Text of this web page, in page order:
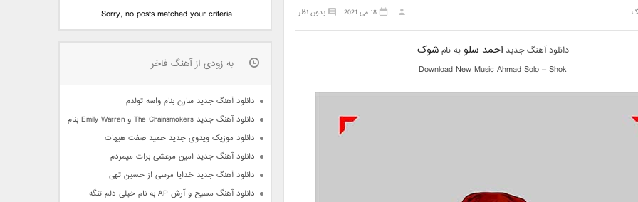
بدون نظر 18 می 2021
دانلود آهنگ جدیداحمد سلوبه نامشوک
Download New Music Ahmad Solo – Shok
Sorry, no posts matched your criteria.
به زودی از آهنگ فاخر
دانلود آهنگ جدید سارن بنام واسه تولدم
دانلود آهنگ جدید The Chainsmokers و Emily Warren بنام Side Effects
دانلود موزیک ویدوی جدید حمید صفت هیهات
دانلود آهنگ جدید امین مرعشی برات میمردم
دانلود آهنگ جدید خدایا مرسی از حسین تهی
دانلود آهنگ مسیح و آرش AP به نام خیلی دلم تنگه